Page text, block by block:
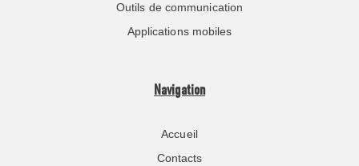
Outils de communication
Applications mobiles
Navigation
Accueil
Contacts